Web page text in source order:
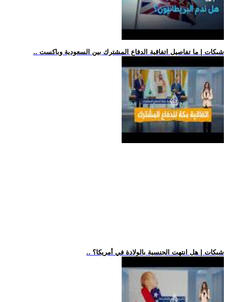
.. شبكات | ما تفاصيل اتفاقية الدفاع المشترك بين السعودية وباكست
.. شبكات | هل انتهت الجنسية بالولادة في أمريكا؟